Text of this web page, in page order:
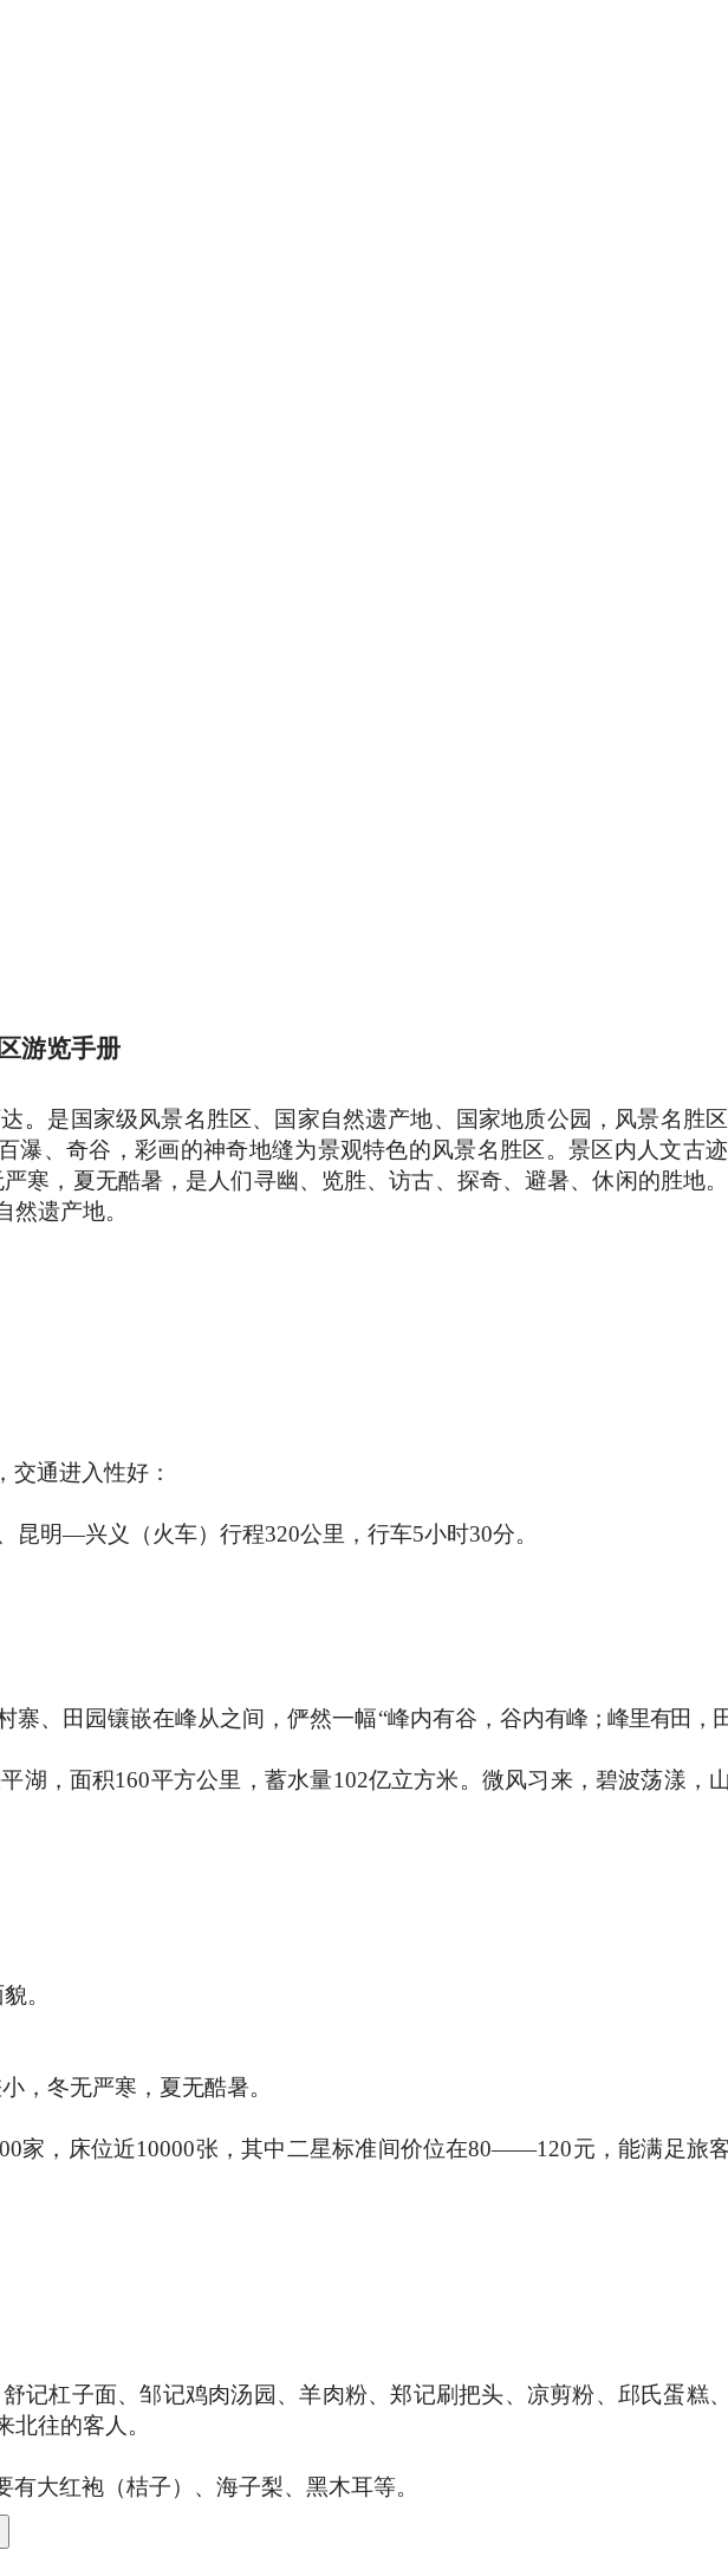
游览手册
。 是国家级风景名胜区、 国家自然遗产地、国家地质公园 ， 风景名胜区
瀑、奇谷，彩画的神奇地缝为景观特色的风景名胜区。景区内人文古迹
寒，夏无酷暑，是人们寻幽、览胜、访古、探奇、避暑、休闲的胜地。
遗产地。
通进入性好：
昆明—兴义（火车）行程320公里 ，行车5小时30分。
、田园镶嵌在峰从之间，俨然一幅“峰内有谷，谷内有峰；峰里有田，
湖，面积160平方公里，蓄水量102亿立方米。 微风习来，碧波荡漾，
。
，冬无严寒，夏无酷暑。
家，床位近10000张，其中二星标准间价位在80——120元，能满足旅
记杠子面、邹记鸡肉汤园、羊肉粉、郑记刷把头、凉剪粉、邱氏蛋糕
往的客人。
大红袍（桔子）、海子梨、黑木耳等。